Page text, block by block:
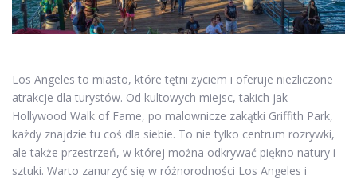
Los Angeles to miasto, które tętni życiem i oferuje niezliczone
atrakcje dla turystów. Od kultowych miejsc, takich jak
Hollywood Walk of Fame, po malownicze zakątki Griffith Park,
każdy znajdzie tu coś dla siebie. To nie tylko centrum rozrywki,
ale także przestrzeń, w której można odkrywać piękno natury i
sztuki. Warto zanurzyć się w różnorodności Los Angeles i